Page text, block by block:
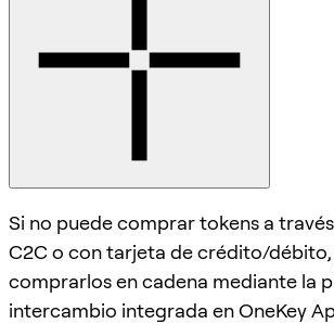
Si no puede comprar tokens a
C2C o con tarjeta de crédito/
comprarlos en cadena mediante la
intercambio integrada en OneKey